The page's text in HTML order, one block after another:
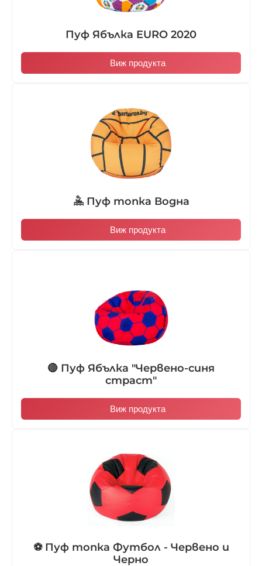
Пуф Ябълка EURO 2020
Виж продукта
🤽 Пуф топка Водна
Виж продукта
🔴 Пуф Ябълка "Червено-синя
страст"
Виж продукта
⚽ Пуф топка Футбол - Червено и
Черно